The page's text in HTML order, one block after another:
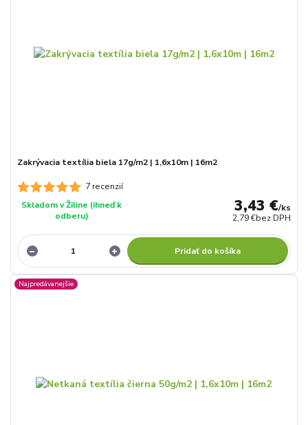
7 recenzií
Zakrývacia textília biela 17g/m2 | 1,6x10m | 16m2
3,43 €/ks
2,79 €bez DPH
Skladom v Žiline (ihneď k
odberu)
Pridať do košíka
Najpredávanejšie